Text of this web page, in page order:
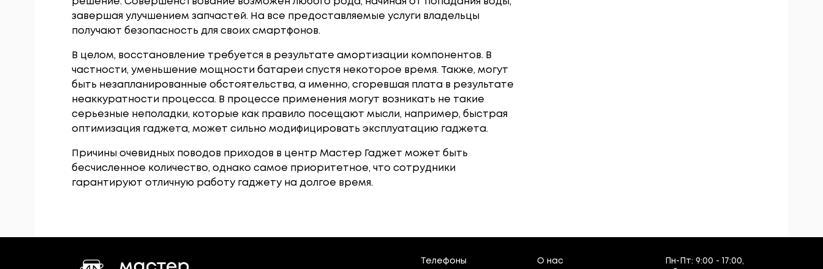
завершая улучшением запчастей. На все предоставляемые услуги владельцы
получают безопасность для своих смартфонов.
В целом, восстановление требуется в результате амортизации компонентов. В
частности, уменьшение мощности батареи спустя некоторое время. Также, могут
быть незапланированные обстоятельства, а именно, сгоревшая плата в результате
неаккуратности процесса. В процессе применения могут возникать не такие
серьезные неполадки, которые как правило посещают мысли, например, быстрая
оптимизация гаджета, может сильно модифицировать эксплуатацию гаджета.
Причины очевидных поводов приходов в центр Мастер Гаджет может быть
бесчисленное количество, однако самое приоритетное, что сотрудники
гарантируют отличную работу гаджету на долгое время.
Телефоны О нас Пн-Пт: 9:00 - 17:00,